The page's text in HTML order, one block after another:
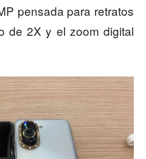
pensada para retratos
de 2X y el zoom digital